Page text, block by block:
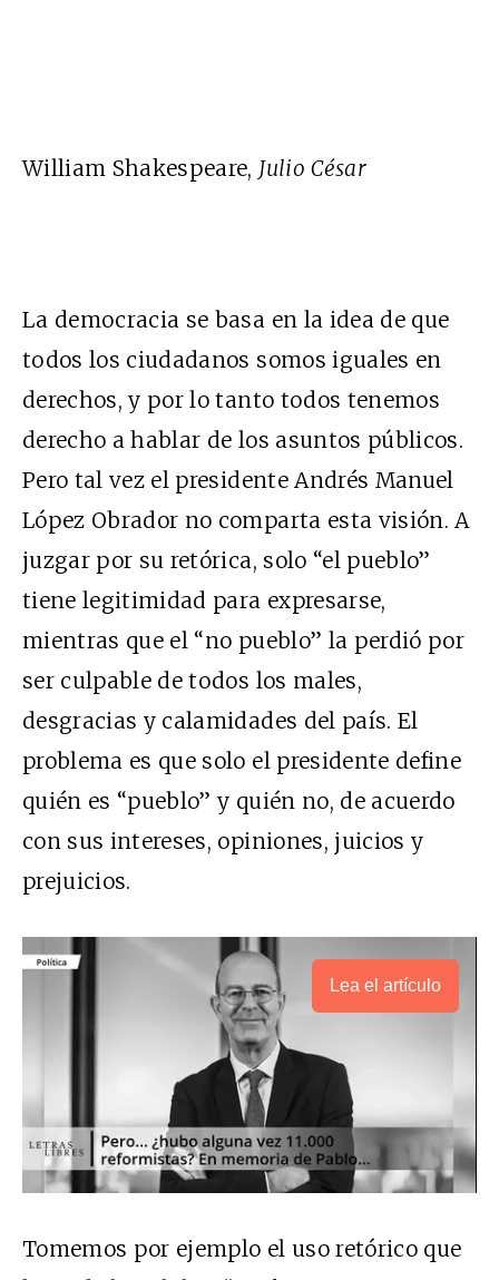
William Shakespeare, Julio César
La democracia se basa en la idea de que
todos los ciudadanos somos iguales en
derechos, y por lo tanto todos tenemos
derecho a hablar de los asuntos públicos.
Pero tal vez el presidente Andrés Manuel
López Obrador no comparta esta visión. A
juzgar por su retórica, solo “el pueblo”
tiene legitimidad para expresarse,
mientras que el “no pueblo” la perdió por
ser culpable de todos los males,
desgracias y calamidades del país. El
problema es que solo el presidente define
quién es “pueblo” y quién no, de acuerdo
con sus intereses, opiniones, juicios y
prejuicios.
Lea el artículo
Tomemos por ejemplo el uso retórico que